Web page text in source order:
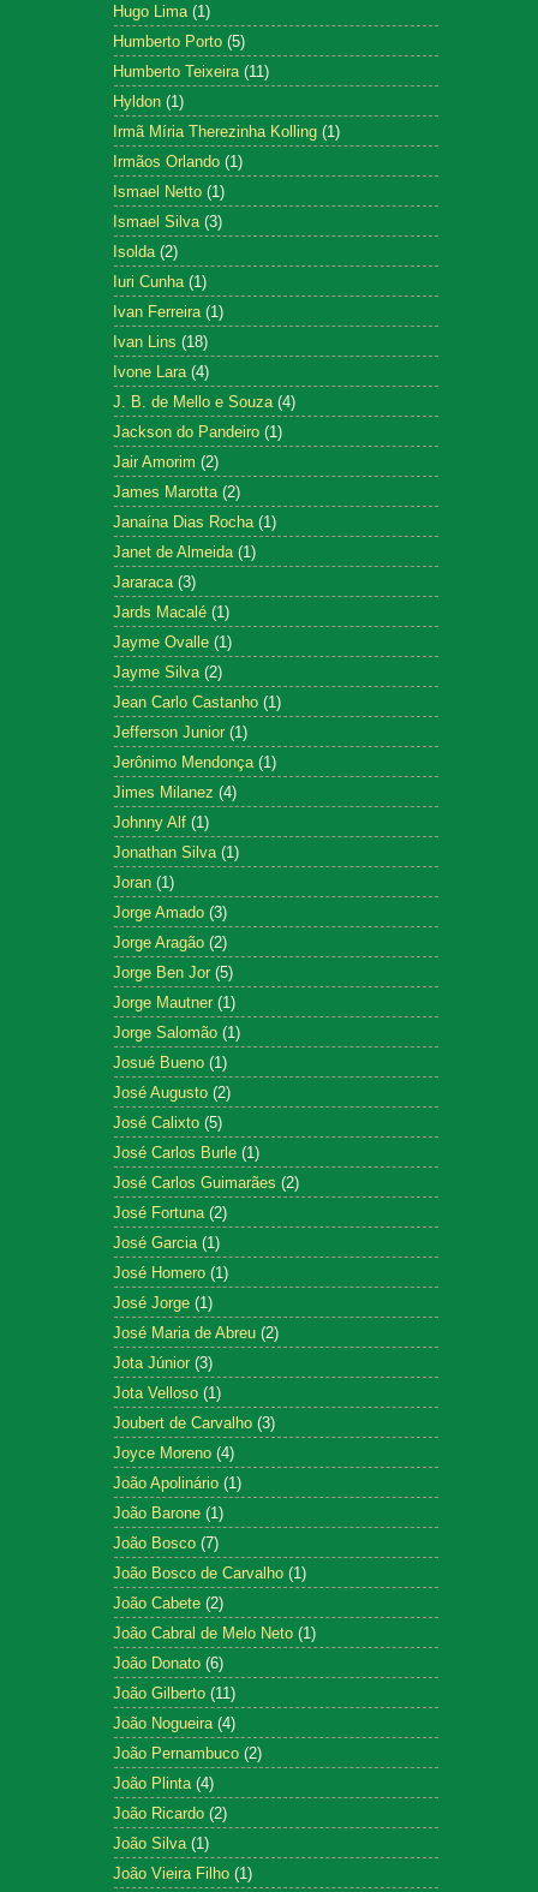
Hugo Lima (1)
Humberto Porto (5)
Humberto Teixeira (11)
Hyldon (1)
Irmã Míria Therezinha Kolling (1)
Irmãos Orlando (1)
Ismael Netto (1)
Ismael Silva (3)
Isolda (2)
Iuri Cunha (1)
Ivan Ferreira (1)
Ivan Lins (18)
Ivone Lara (4)
J. B. de Mello e Souza (4)
Jackson do Pandeiro (1)
Jair Amorim (2)
James Marotta (2)
Janaína Dias Rocha (1)
Janet de Almeida (1)
Jararaca (3)
Jards Macalé (1)
Jayme Ovalle (1)
Jayme Silva (2)
Jean Carlo Castanho (1)
Jefferson Junior (1)
Jerônimo Mendonça (1)
Jimes Milanez (4)
Johnny Alf (1)
Jonathan Silva (1)
Joran (1)
Jorge Amado (3)
Jorge Aragão (2)
Jorge Ben Jor (5)
Jorge Mautner (1)
Jorge Salomão (1)
Josué Bueno (1)
José Augusto (2)
José Calixto (5)
José Carlos Burle (1)
José Carlos Guimarães (2)
José Fortuna (2)
José Garcia (1)
José Homero (1)
José Jorge (1)
José Maria de Abreu (2)
Jota Júnior (3)
Jota Velloso (1)
Joubert de Carvalho (3)
Joyce Moreno (4)
João Apolinário (1)
João Barone (1)
João Bosco (7)
João Bosco de Carvalho (1)
João Cabete (2)
João Cabral de Melo Neto (1)
João Donato (6)
João Gilberto (11)
João Nogueira (4)
João Pernambuco (2)
João Plinta (4)
João Ricardo (2)
João Silva (1)
João Vieira Filho (1)